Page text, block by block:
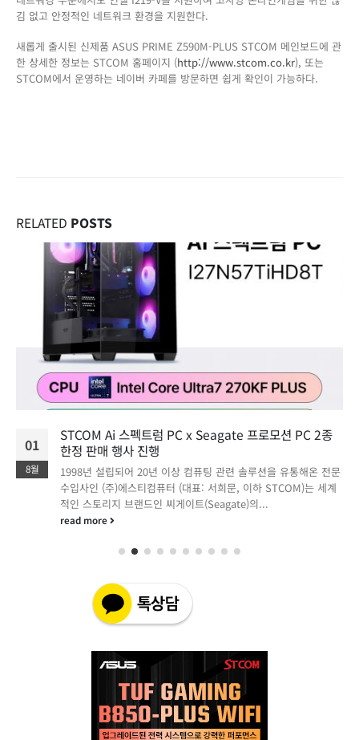
김 없고 안정적인 네트워크 환경을 지원한다.
새롭게 출시된 신제품 ASUS PRIME Z590M-PLUS STCOM 메인보드에 관
한 상세한 정보는 STCOM 홈페이지 (http://www.stcom.co.kr), 또는
STCOM에서 운영하는 네이버 카페를 방문하면 쉽게 확인이 가능하다.
RELATED POSTS
01
8월
STCOM Ai 스펙트럼 PC x Seagate 프로모션 PC 2종
한정 판매 행사 진행
1998년 설립되어 20년 이상 컴퓨팅 관련 솔루션을 유통해온 전문
수입사인 (주)에스티컴퓨터 (대표: 서희문, 이하 STCOM)는 세계
적인 스토리지 브랜드인 씨게이트(Seagate)의...
read more